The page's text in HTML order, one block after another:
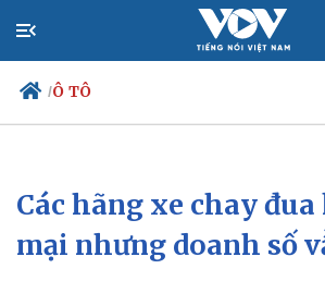
/Ô TÔ
Chính trị
Tổ chức nhân sự
Xã hội
Tin 24h
Dự báo
Các hãng xe chay
mại nhưng doanh số